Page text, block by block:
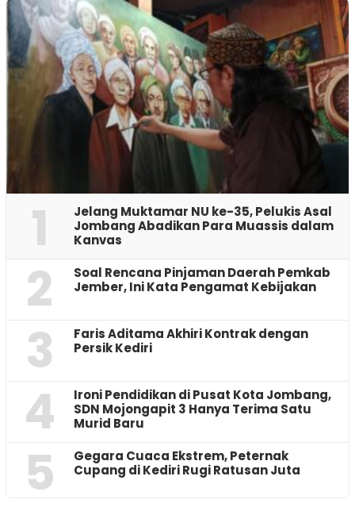
1
Jelang Muktamar NU ke-35, Pelukis Asal
Jombang Abadikan Para Muassis dalam
Kanvas
2
‎Soal Rencana Pinjaman Daerah Pemkab
Jember, Ini Kata Pengamat Kebijakan ‎
3
Faris Aditama Akhiri Kontrak dengan
Persik Kediri
4
Ironi Pendidikan di Pusat Kota Jombang,
SDN Mojongapit 3 Hanya Terima Satu
Murid Baru
5
‎Gegara Cuaca Ekstrem, Peternak
Cupang di Kediri Rugi Ratusan Juta